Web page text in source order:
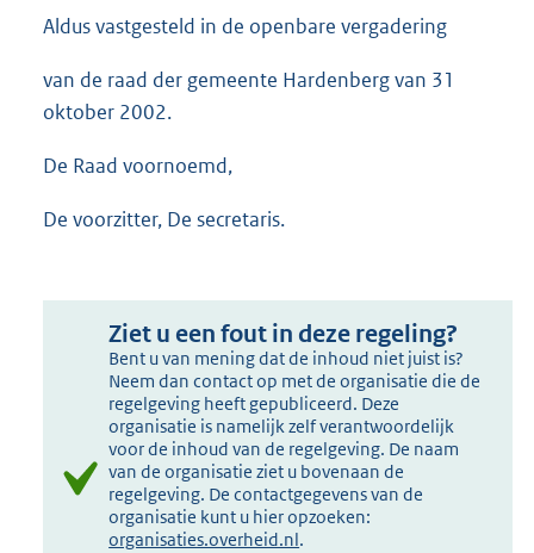
Aldus vastgesteld in de openbare vergadering
van de raad der gemeente Hardenberg van 31
oktober 2002.
De Raad voornoemd,
De voorzitter, De secretaris.
Ziet u een fout in deze regeling?
Bent u van mening dat de inhoud niet juist is?
Neem dan contact op met de organisatie die de
regelgeving heeft gepubliceerd. Deze
organisatie is namelijk zelf verantwoordelijk
voor de inhoud van de regelgeving. De naam
van de organisatie ziet u bovenaan de
regelgeving. De contactgegevens van de
organisatie kunt u hier opzoeken:
organisaties.overheid.nl.